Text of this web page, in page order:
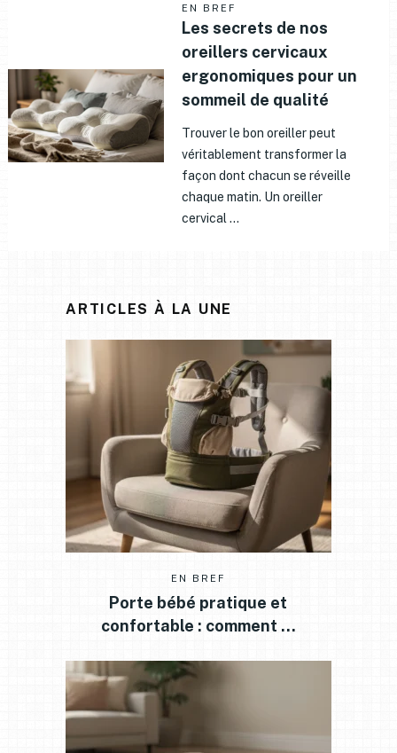
EN BREF
Les secrets de nos
oreillers cervicaux
ergonomiques pour un
sommeil de qualité
Trouver le bon oreiller peut
véritablement transformer la
façon dont chacun se réveille
chaque matin. Un oreiller
cervical …
ARTICLES À LA UNE
EN BREF
Porte bébé pratique et
confortable : comment …